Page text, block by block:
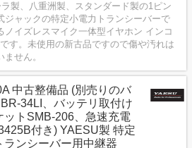
製、八重洲製、スタンダード製の1ピン
ジャックの特定小電力トランシーバーで
ノイズレスマイク一体型イヤホン インコ
す。未使用の新古品ですので傷や汚れは
ません。
中古整備品 (別売りのバ
34LI、バッテリ取付け
ットSMB-206、急速充電
付き) YAESU製 特定
ランシーバー用中継器